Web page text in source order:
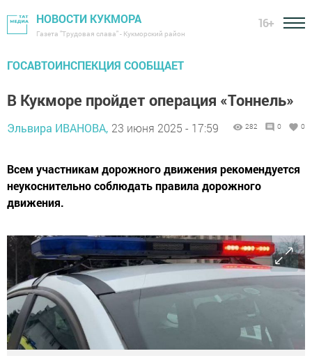
НОВОСТИ КУКМОРА
Газета "Трудовая слава" - Кукморский район
16+
ГОСАВТОИНСПЕКЦИЯ СООБЩАЕТ
В Кукморе пройдет операция «Тоннель»
Эльвира ИВАНОВА, 23 июня 2025 - 17:59 282 0 0
Всем участникам дорожного движения рекомендуется
неукоснительно соблюдать правила дорожного
движения.